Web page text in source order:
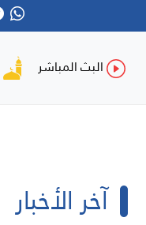
البث المباشر
آخر الأخبار